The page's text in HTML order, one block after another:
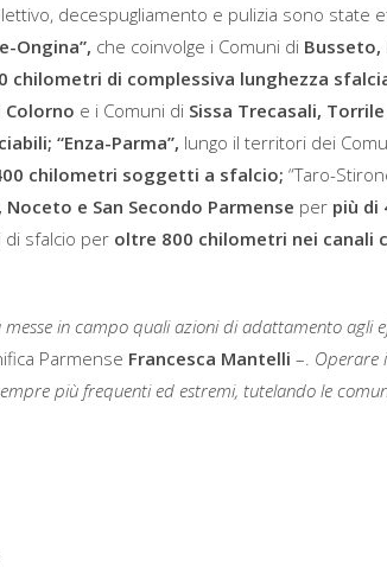
decespugliamento e pulizia sono state
Ongina”, che coinvolge i Comuni di Busseto,
chilometri di complessiva lunghezza
e i Comuni di Sissa Trecasali, Torrile
“Enza-Parma”, lungo il territori dei
chilometri soggetti a sfalcio; “Taro-
e San Secondo Parmense per più di
di sfalcio per oltre 800 chilometri nei canali
messe in campo quali azioni di adattamento agli
Parmense Francesca Mantelli –. Operare
più frequenti ed estremi, tutelando le